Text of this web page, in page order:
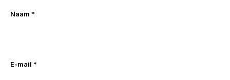
Naam *
E-mail *